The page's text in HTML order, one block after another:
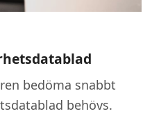
bedöma snabbt
behövs.